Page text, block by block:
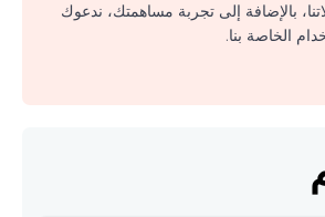
بالإضافة إلى تجربة مساهمتك، ندعوك
الخاصة بنا.